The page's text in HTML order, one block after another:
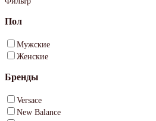
Пол
Мужские
Женские
Бренды
Versace
New Balance